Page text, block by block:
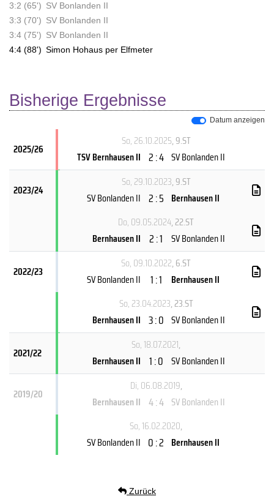
3:2 (65') SV Bonlanden II
3:3 (70') SV Bonlanden II
3:4 (75') SV Bonlanden II
4:4 (88') Simon Hohaus per Elfmeter
Bisherige Ergebnisse
Datum anzeigen
2025/26
So, 26.10.2025, 9.ST
TSV Bernhausen II 2 : 4 SV Bonlanden II
2023/24
So, 29.10.2023, 9.ST
SV Bonlanden II 2 : 5 Bernhausen II
Do, 09.05.2024, 22.ST
Bernhausen II 2 : 1 SV Bonlanden II
2022/23
So, 09.10.2022, 6.ST
SV Bonlanden II
1 : 1
Bernhausen II
So, 23.04.2023, 23.ST
Bernhausen II 3 : 0 SV Bonlanden II
2021/22
So, 18.07.2021,
Bernhausen II 1 : 0 SV Bonlanden II
2019/20
Di, 06.08.2019,
Bernhausen II 4 : 4 SV Bonlanden II
So, 16.02.2020,
SV Bonlanden II 0 : 2 Bernhausen II
Zurück